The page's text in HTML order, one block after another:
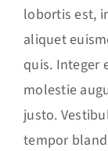
lobortis est,
aliquet
quis. Integer
molestie
justo.
tempor